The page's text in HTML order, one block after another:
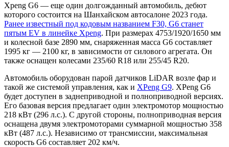
Xpeng G6 — еще один долгожданный автомобиль, дебют
которого состоится на Шанхайском автосалоне 2023 года.
Ранее известный под кодовым названием F30, G6 станет
пятым EV в линейке Xpeng. При размерах 4753/1920/1650 мм
и колесной базе 2890 мм, снаряженная масса G6 составляет
1995 кг — 2100 кг, в зависимости от силового агрегата. Он
также оснащен колесами 235/60 R18 или 255/45 R20.
Автомобиль оборудован парой датчиков LiDAR возле фар и
такой же системой управления, как и XPeng G9. XPeng G6
будет доступен в заднеприводной и полноприводной версиях.
Его базовая версия предлагает один электромотор мощностью
218 кВт (296 л.с.). С другой стороны, полноприводная версия
оснащена двумя электромоторами суммарной мощностью 358
кВт (487 л.с.). Независимо от трансмиссии, максимальная
скорость G6 составляет 202 км/ч.